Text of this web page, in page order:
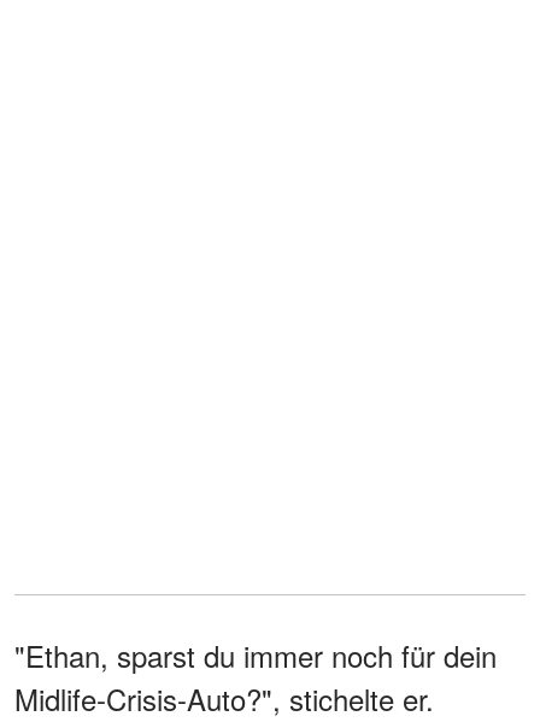
"Ethan, sparst du immer noch für dein
Midlife-Crisis-Auto?", stichelte er.